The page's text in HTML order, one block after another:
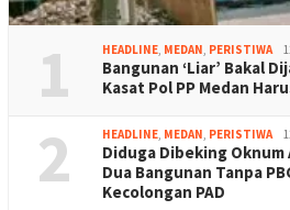
1 HEADLINE, MEDAN, PERISTIWA
Bangunan ‘Liar’ Bakal
Kasat Pol PP Medan
2 HEADLINE, MEDAN, PERISTIWA
Diduga Dibeking Oknum
Dua Bangunan Tanpa
Kecolongan PAD